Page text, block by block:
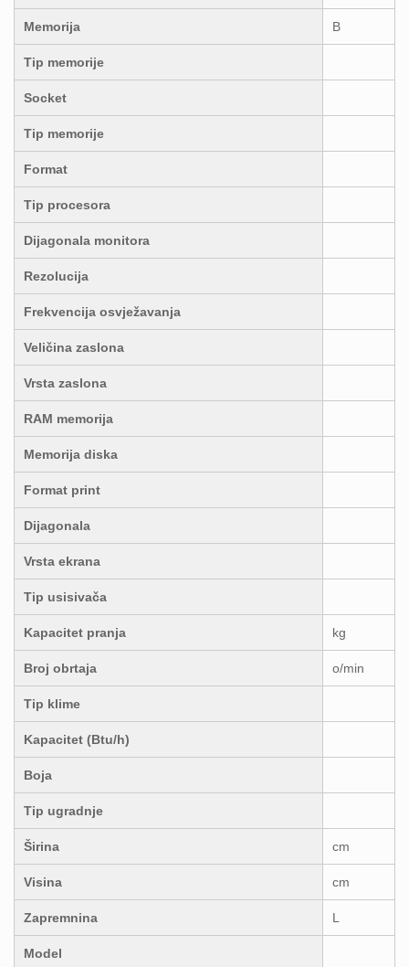
Memorija B
Tip memorije
Socket
Tip memorije
Format
Tip procesora
Dijagonala monitora
Rezolucija
Frekvencija osvježavanja
Veličina zaslona
Vrsta zaslona
RAM memorija
Memorija diska
Format print
Dijagonala
Vrsta ekrana
Tip usisivača
Kapacitet pranja kg
Broj obrtaja o/min
Tip klime
Kapacitet (Btu/h)
Boja
Tip ugradnje
Širina cm
Visina cm
Zapremnina L
Model